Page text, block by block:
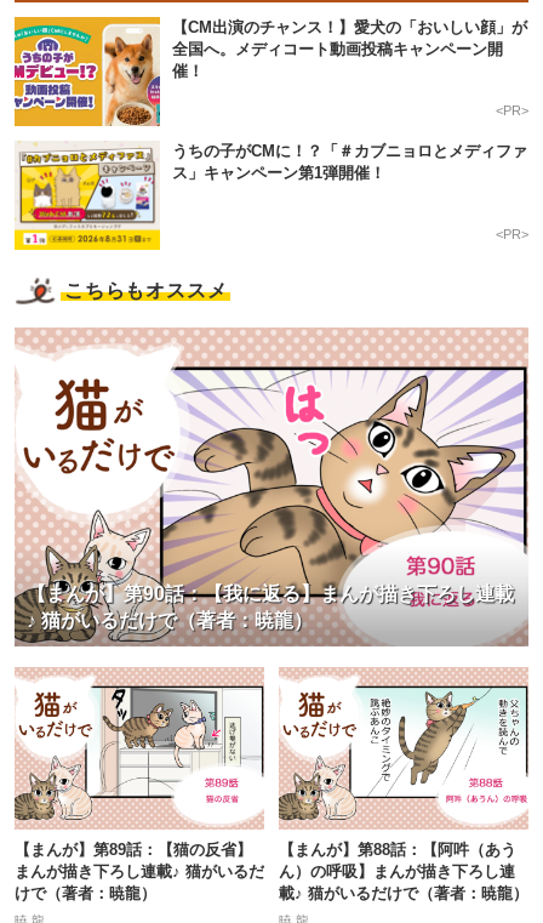
【CM出演のチャンス！】愛犬の「おいしい顔」が
全国へ。メディコート動画投稿キャンペーン開
催！
<PR>
うちの子がCMに！？「＃カブニョロとメディファ
ス」キャンペーン第1弾開催！
<PR>
こちらもオススメ
【まんが】第90話：【我に返る】まんが描き下ろし連載
♪ 猫がいるだけで（著者：暁龍）
【まんが】第89話：【猫の反省】
まんが描き下ろし連載♪ 猫がいるだ
けで（著者：暁龍）
【まんが】第88話：【阿吽（あう
ん）の呼吸】まんが描き下ろし連
載♪ 猫がいるだけで（著者：暁龍）